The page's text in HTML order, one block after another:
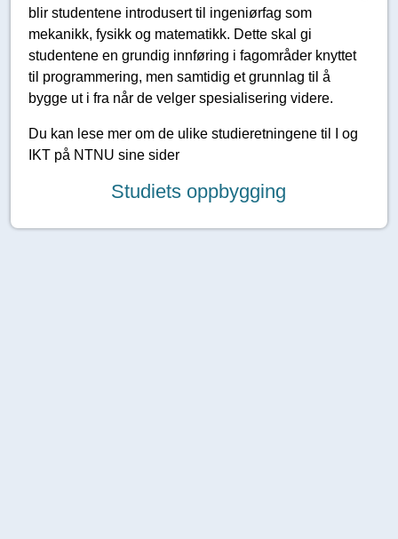
blir studentene introdusert til ingeniørfag som
mekanikk, fysikk og matematikk. Dette skal gi
studentene en grundig innføring i fagområder knyttet
til programmering, men samtidig et grunnlag til å
bygge ut i fra når de velger spesialisering videre.
Du kan lese mer om de ulike studieretningene til I og
IKT på NTNU sine sider
Studiets oppbygging